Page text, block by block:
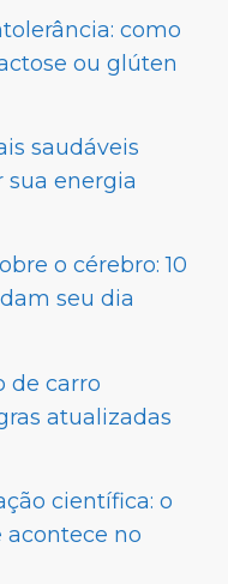
como
ou glúten
saudáveis
sua energia
o cérebro: 10
seu dia
de carro
atualizadas
científica: o
no